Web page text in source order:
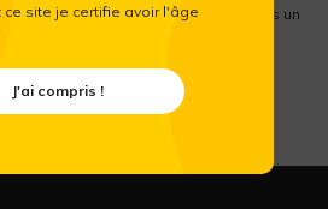
du Sir James 101 Mojito dans un
Ce cocktail prêt à boire apporte les
et de citron vert directement chez
occasions, sans tracas. Ouvrez
ce site je certifie avoir l'âge
J'ai compris !